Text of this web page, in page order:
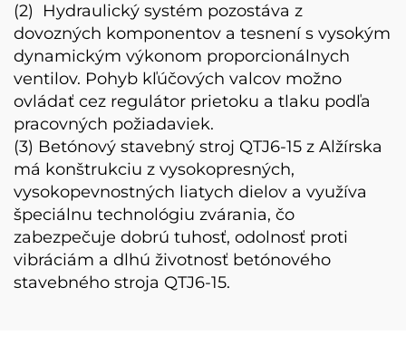
(2)
Hydraulický systém pozostáva z
dovozných komponentov a tesnení s vysokým
dynamickým výkonom proporcionálnych
ventilov. Pohyb kľúčových valcov možno
ovládať cez regulátor prietoku a tlaku podľa
pracovných požiadaviek.
(3) Betónový stavebný stroj QTJ6-15 z Alžírska
má konštrukciu z vysokopresných,
vysokopevnostných liatych dielov a využíva
špeciálnu technológiu zvárania, čo
zabezpečuje dobrú tuhosť, odolnosť proti
vibráciám a dlhú životnosť betónového
stavebného stroja QTJ6-15.